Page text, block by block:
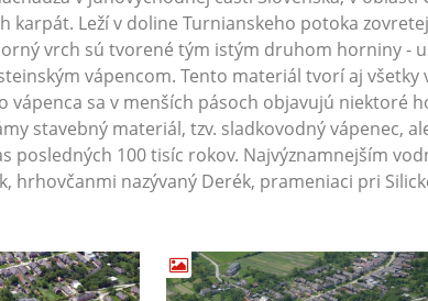
karpát. Leží v doline Turnianskeho potoka
vrch sú tvorené tým istým druhom horniny -
vápencom. Tento materiál tvorí aj všetky
vápenca sa v menších pásoch objavujú niektoré
stavebný materiál, tzv. sladkovodný vápenec,
posledných 100 tisíc rokov. Najvýznamnejším
hrhovčanmi nazývaný Derék, prameniaci pri